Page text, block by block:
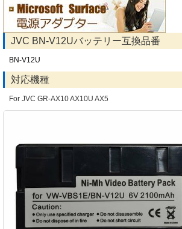
JVC BN-V12Uバッテリー互換品番
BN-V12U
対応機種
For JVC GR-AX10 AX10U AX5